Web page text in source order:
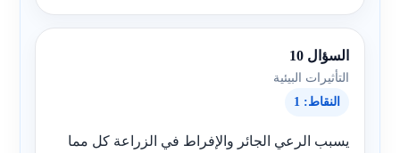
السؤال 10
التأثيرات البيئية
النقاط: 1
يسبب الرعي الجائر والإفراط في الزراعة كل مما